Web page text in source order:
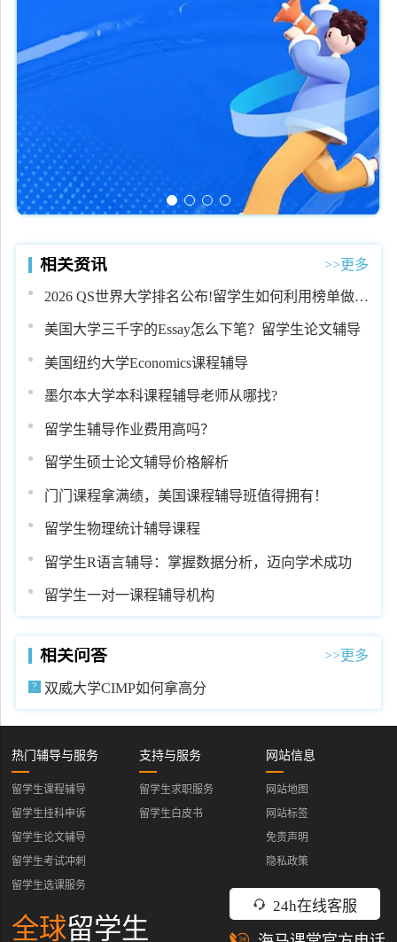
相关资讯 >>更多
2026 QS世界大学排名公布!留学生如何利用榜单做好
美国大学三千字的Essay怎么下笔？留学生论文辅导
美国纽约大学Economics课程辅导
墨尔本大学本科课程辅导老师从哪找?
留学生辅导作业费用高吗？
留学生硕士论文辅导价格解析
门门课程拿满绩，美国课程辅导班值得拥有！
留学生物理统计辅导课程
留学生R语言辅导：掌握数据分析，迈向学术成功
留学生一对一课程辅导机构
相关问答 >>更多
双威大学CIMP如何拿高分
24h在线客服
热门辅导与服务
留学生课程辅导
留学生挂科申诉
留学生论文辅导
留学生考试冲刺
留学生选课服务
支持与服务
留学生求职服务
留学生白皮书
网站信息
网站地图
网站标签
免责声明
隐私政策
全球留学生